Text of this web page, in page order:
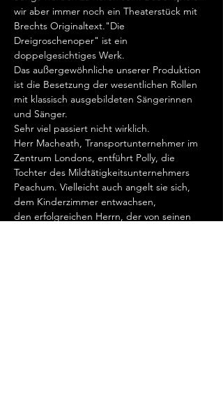
wir aber immer noch ein Theaterstück mit
Brechts Originaltext."Die
Dreigroschenoper" ist ein
doppelgesichtiges Werk.
Das außergewöhnliche unserer Produktion
ist die Besetzung der wesentlichen Rollen
mit klassisch ausgebildeten Sängerinnen
und Sänger.
​Sehr viel passiert nicht wirklich.
​Herr Macheath, Transportunternehmer im
Zentrum Londons, entführt Polly, die
Tochter des Mildtätigkeitsunternehmers
Peachum. Vielleicht auch angelt sie sich,
dem Kinderzimmer entwachsen,
den erfolgreichen Herrn, der von seinen